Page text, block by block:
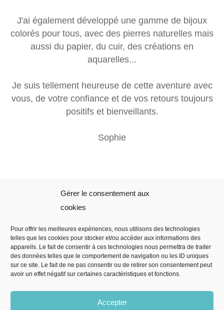
Gérer le consentement aux
cookies
Pour offrir les meilleures expériences, nous utilisons des technologies
telles que les cookies pour stocker et/ou accéder aux informations des
appareils. Le fait de consentir à ces technologies nous permettra de traiter
des données telles que le comportement de navigation ou les ID uniques
sur ce site. Le fait de ne pas consentir ou de retirer son consentement peut
avoir un effet négatif sur certaines caractéristiques et fonctions.
Accepter
J'ai également développé une gamme de bijoux
colorés pour tous, avec des pierres naturelles mais
aussi du papier, du cuir, des créations en
aquarelles...
Je suis tellement heureuse de cette aventure avec
vous, de votre confiance et de vos retours toujours
positifs et bienveillants.
Sophie
Sophie Folliot
Mentions
Mentions légales
Règles de
confidentialité